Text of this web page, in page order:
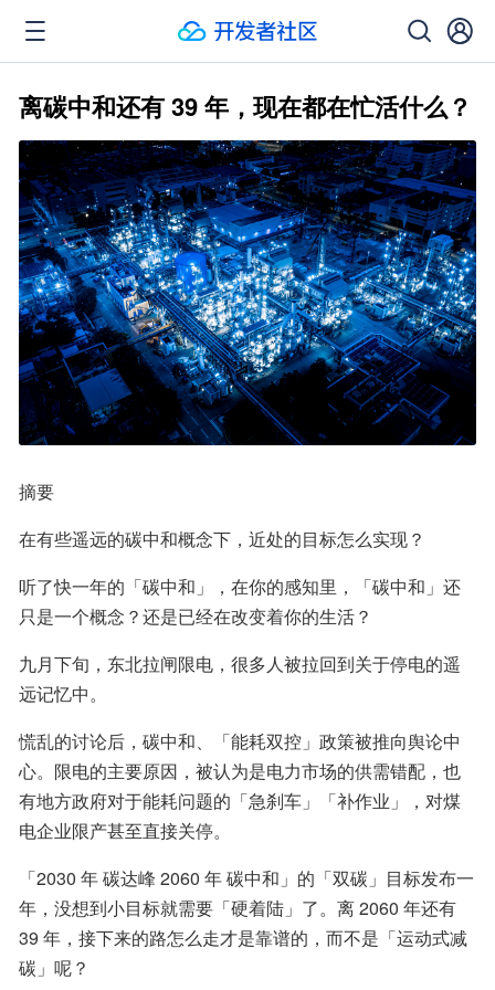
离碳中和还有 39 年，现在都在忙活什么？
摘要
在有些遥远的碳中和概念下，近处的目标怎么实现？
听了快一年的「碳中和」，在你的感知里，「碳中和」还
九月下旬，东北拉闸限电，很多人被拉回到关于停电的遥
远记忆中。
慌乱的讨论后，碳中和、「能耗双控」政策被推向舆论中
心。限电的主要原因，被认为是电力市场的供需错配，也
有地方政府对于能耗问题的「急刹车」「补作业」，对煤
电企业限产甚至直接关停。
「2030 年 碳达峰 2060 年 碳中和」的「双碳」目标发布一
年，没想到小目标就需要「硬着陆」了。离 2060 年还有
39 年，接下来的路怎么走才是靠谱的，而不是「运动式减
碳」呢？